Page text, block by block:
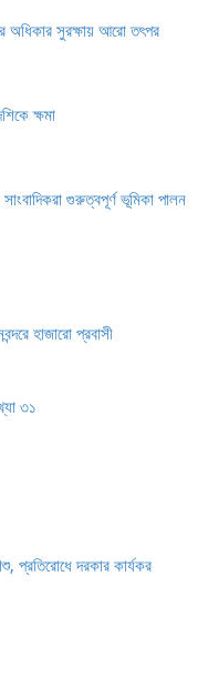
অধিকার সুরক্ষায় আরো তৎপর
ক্ষমা
সাংবাদিকরা গুরুত্বপূর্ণ ভূমিকা পালন
হাজারো প্রবাসী
৩১
প্রতিরোধে দরকার কার্যকর